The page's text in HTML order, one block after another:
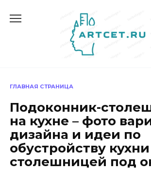
ГЛАВНАЯ СТРАНИЦА
Подоконник-
на кухне – фото
дизайна и идеи по
обустройству
столешницей под